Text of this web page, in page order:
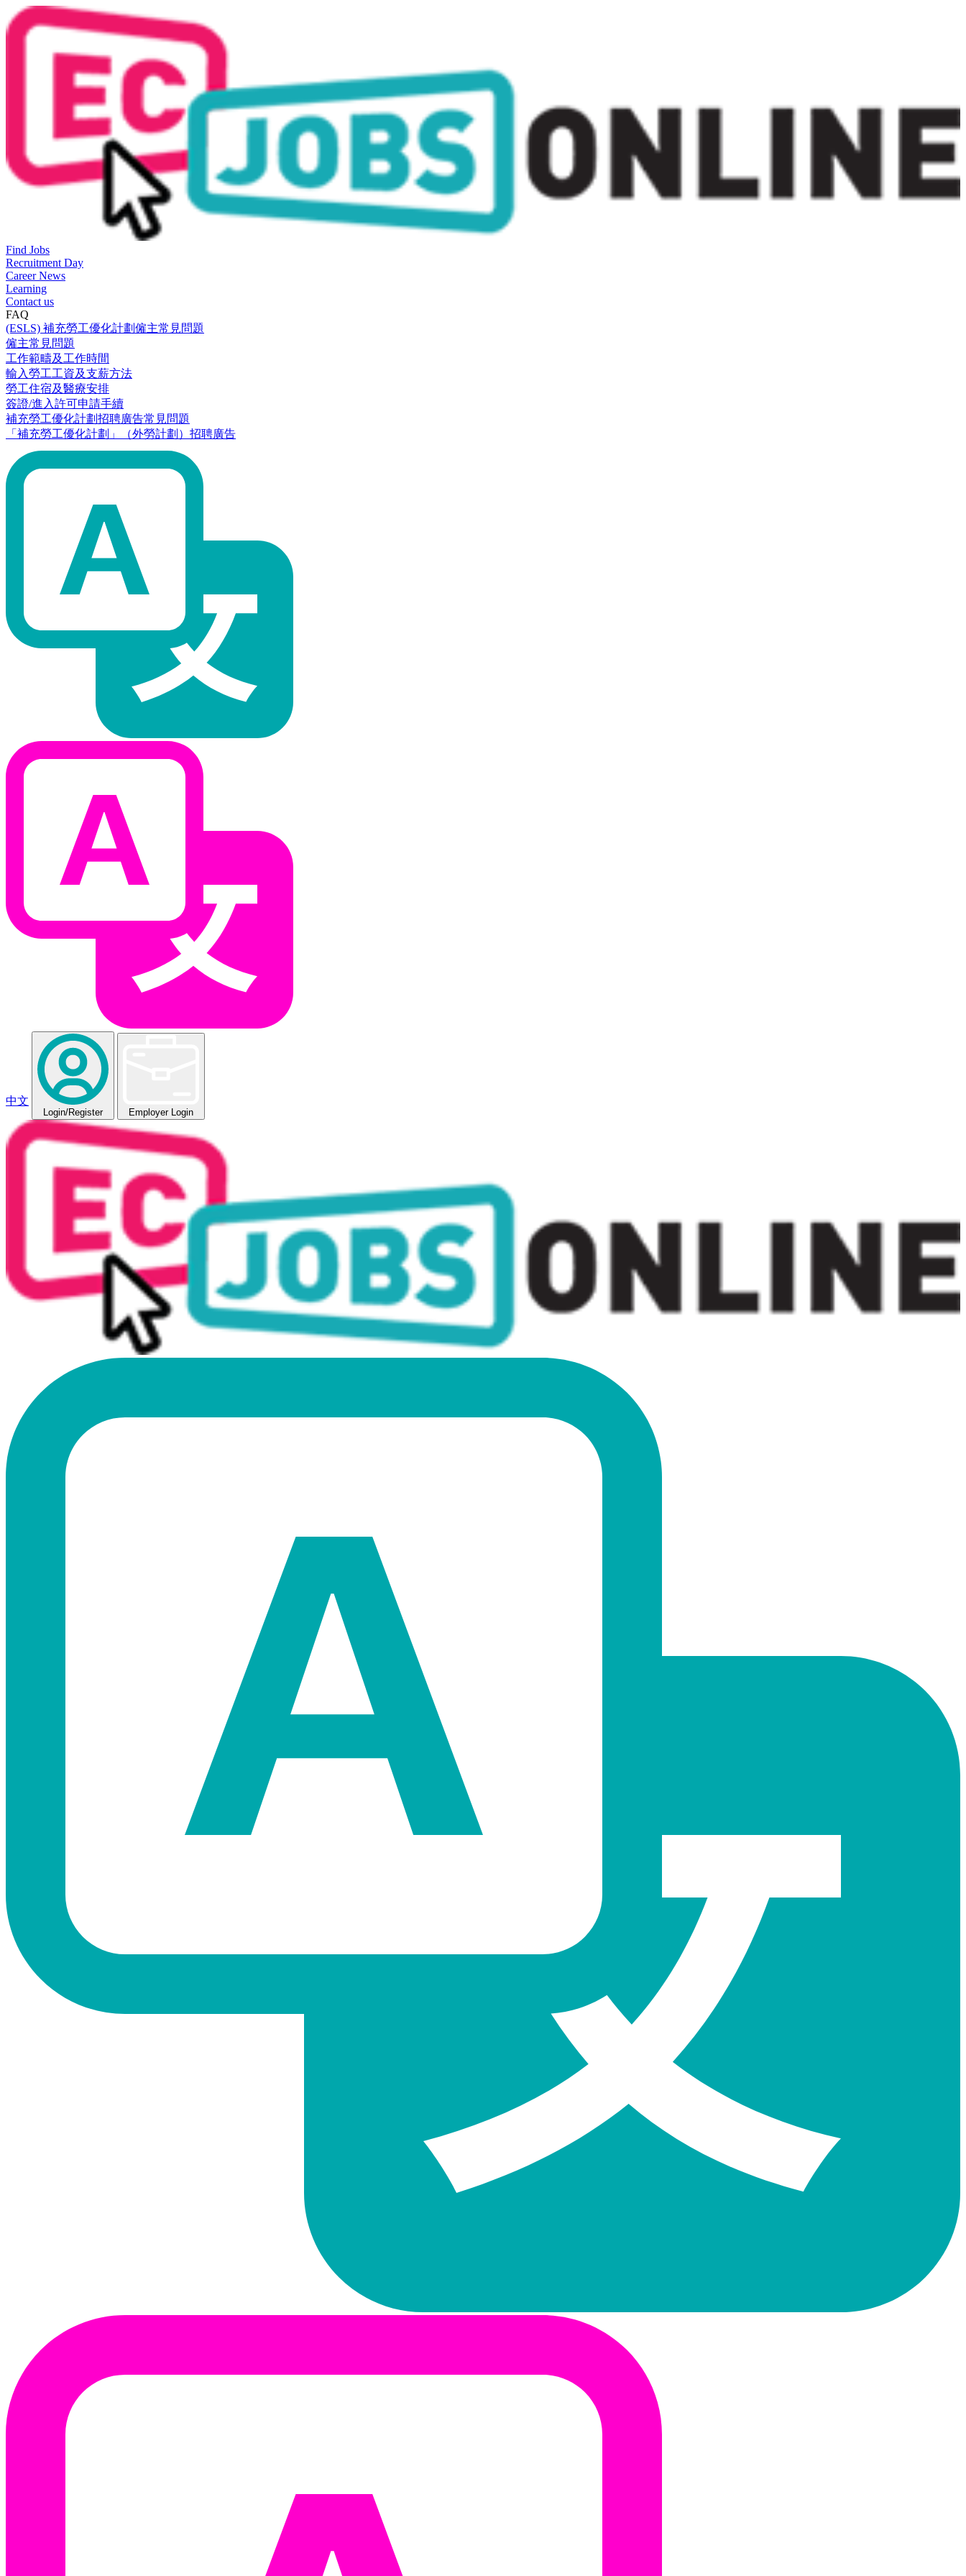
Find Jobs
Recruitment Day
Career News
Learning
Contact us
FAQ
(ESLS) 補充勞工優化計劃僱主常見問題
僱主常見問題
工作範疇及工作時間
輸入勞工工資及支薪方法
勞工住宿及醫療安排
簽證/進入許可申請手續
補充勞工優化計劃招聘廣告常見問題
「補充勞工優化計劃」（外勞計劃）招聘廣告
中文
Login/Register Employer Login